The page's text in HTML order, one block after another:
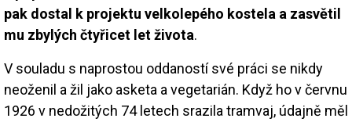
pak dostal k projektu velkolepého kostela a zasvětil
mu zbylých čtyřicet let života.
V souladu s naprostou oddaností své práci se nikdy
neoženil a žil jako asketa a vegetarián. Když ho v červnu
1926 v nedožitých 74 letech srazila tramvaj, údajně měl